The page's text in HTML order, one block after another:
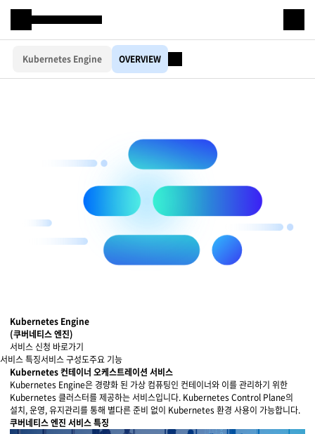
Samsung SDS
Kubernetes Engine OVERVIEW
IT서비스
비즈니스 솔루션
디지털 혁신
물류 소개
Cello Square
디지털 물류 서비스
인사이트
Kubernetes Engine
(쿠버네티스 엔진)
서비스 신청 바로가기
서비스 특징서비스 구성도주요 기능
Kubernetes 컨테이너 오케스트레이션 서비스
Kubernetes Engine은 경량화 된 가상 컴퓨팅인 컨테이너와 이를 관리하기 위한
Kubernetes 클러스터를 제공하는 서비스입니다. Kubernetes Control Plane의
설치, 운영, 유지관리를 통해 별다른 준비 없이 Kubernetes 환경 사용이 가능합니다.
쿠버네티스 엔진 서비스 특징